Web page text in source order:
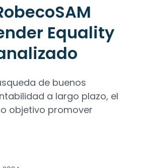
Equality
de buenos
a largo plazo, el
objetivo promover